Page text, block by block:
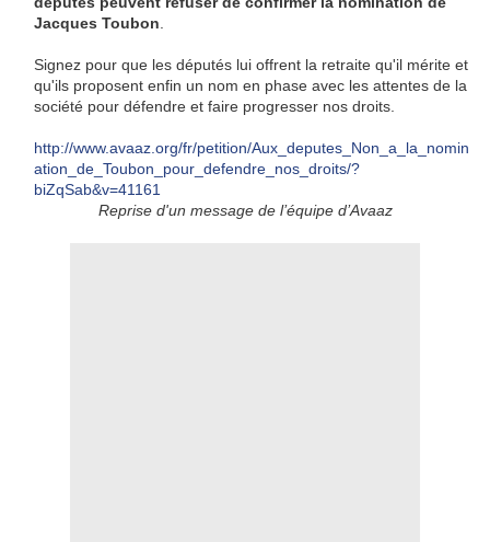
Jacques Toubon
Signez pour que les députés lui offrent la retraite qu'il mérite et
qu'ils proposent enfin un nom en phase avec les attentes de la
société pour défendre et faire progresser nos droits.
http://www.avaaz.org/fr/petition/Aux_deputes_Non_a_la_nomin
ation_de_Toubon_pour_defendre_nos_droits/?
biZqSab&v=41161
Reprise d'un message de l’équipe d’Avaaz